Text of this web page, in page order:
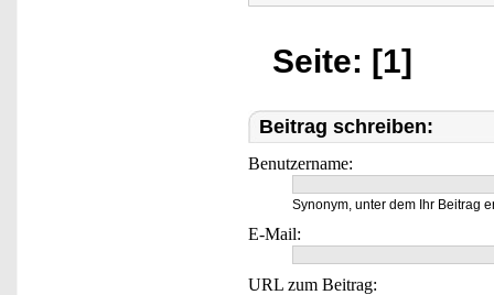
Seite: [1]
Beitrag schreiben:
Benutzername:
Synonym, unter dem Ihr Beitrag
E-Mail:
URL zum Beitrag: